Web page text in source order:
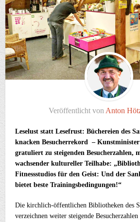
Veröffentlicht von Anton
Leselust statt Lesefrust: Büchereien des
knacken Besucherrekord –
gratuliert zu steigenden Besucherzahlen,
wachsender kultureller Teilhabe:
Fitnessstudios für den Geist: Und der
bietet beste Trainingsbedingungen!“
Die kirchlich-öffentlichen Bibliotheken des
verzeichnen weiter steigende